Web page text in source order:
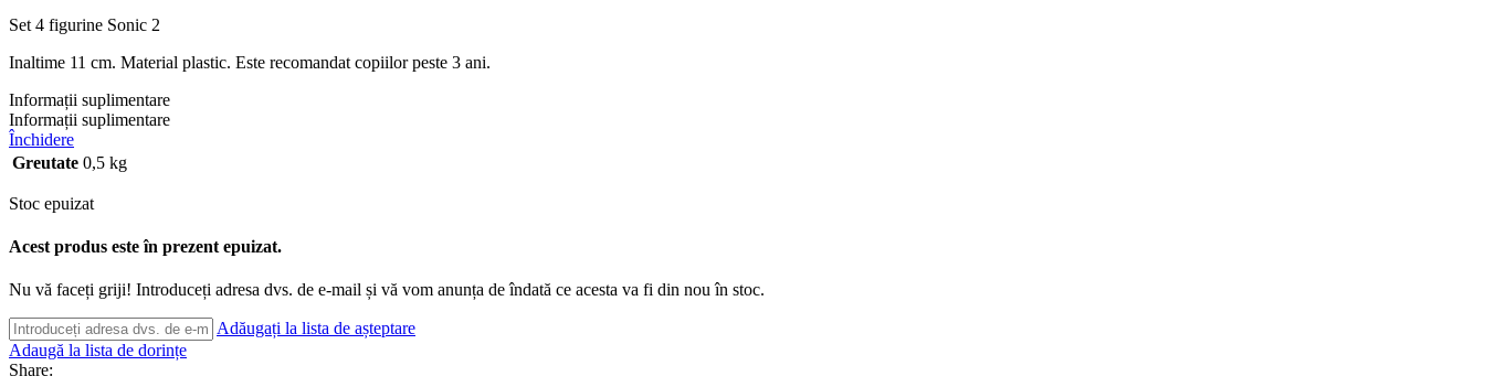
Set 4 figurine Sonic 2
Inaltime 11 cm. Material plastic. Este recomandat copiilor peste 3 ani.
Informații suplimentare
Informații suplimentare
Închidere
Greutate 0,5 kg
Stoc epuizat
Acest produs este în prezent epuizat.
Nu vă faceți griji! Introduceți adresa dvs. de e-mail și vă vom anunța de îndată ce acesta va fi din nou în stoc.
Adăugați la lista de așteptare
Adaugă la lista de dorințe
Share: